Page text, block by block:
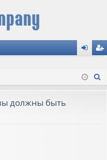
д ис
должны быть